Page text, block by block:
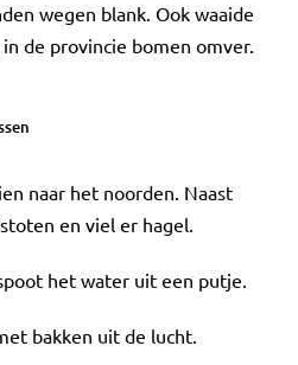
wegen blank. Ook waaide
de provincie bomen omver.
naar het noorden. Naast
en viel er hagel.
het water uit een putje.
bakken uit de lucht.